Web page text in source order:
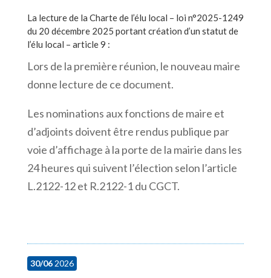
La lecture de la Charte de l’élu local – loi n°2025-1249
du 20 décembre 2025 portant création d’un statut de
l’élu local – article 9 :
Lors de la première réunion, le nouveau maire
donne lecture de ce document.
Les nominations aux fonctions de maire et
d’adjoints doivent être rendus publique par
voie d’affichage à la porte de la mairie dans les
24 heures qui suivent l’élection selon l’article
L.2122-12 et R.2122-1 du CGCT.
30/062026